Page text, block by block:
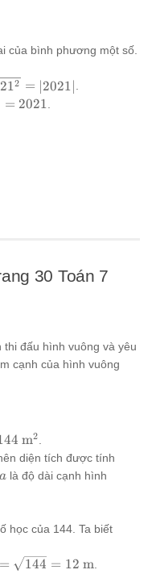
của bình phương một số.
12 = ∣2021∣.
= 2021
30 Toán 7
đấu hình vuông và yêu
cạnh của hình vuông
m2.
diện tích được tính
a
a là độ dài cạnh hình
học của 144. Ta biết
= 144 = 12 m.